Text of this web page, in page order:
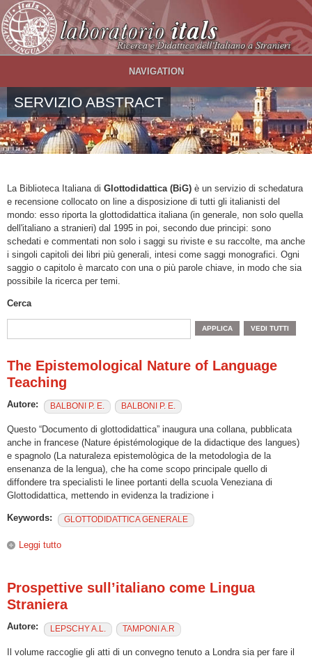
Salta al contenuto principale
NAVIGATION
SERVIZIO ABSTRACT
La Biblioteca Italiana di Glottodidattica (BiG) è un servizio di schedatura
e recensione collocato on line a disposizione di tutti gli italianisti del
mondo: esso riporta la glottodidattica italiana (in generale, non solo quella
dell'italiano a stranieri) dal 1995 in poi, secondo due principi: sono
schedati e commentati non solo i saggi su riviste e su raccolte, ma anche
i singoli capitoli dei libri più generali, intesi come saggi monografici. Ogni
saggio o capitolo è marcato con una o più parole chiave, in modo che sia
possibile la ricerca per temi.
Cerca
The Epistemological Nature of Language
Teaching
Autore: BALBONI P. E. BALBONI P. E.
Questo “Documento di glottodidattica” inaugura una collana, pubblicata
anche in francese (Nature épistémologique de la didactique des langues)
e spagnolo (La naturaleza epistemològica de la metodologìa de la
ensenanza de la lengua), che ha come scopo principale quello di
diffondere tra specialisti le linee portanti della scuola Veneziana di
Glottodidattica, mettendo in evidenza la tradizione i
Keywords: GLOTTODIDATTICA GENERALE
Leggi tutto
Prospettive sull’italiano come Lingua
Straniera
Autore: LEPSCHY A.L. TAMPONI A.R
Il volume raccoglie gli atti di un convegno tenuto a Londra sia per fare il